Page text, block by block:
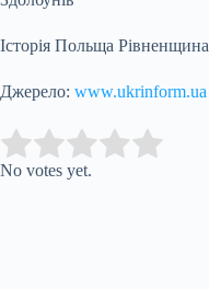
Історія Польща
Джерело: www.ukrinform.ua
Rate this item:
No votes yet.